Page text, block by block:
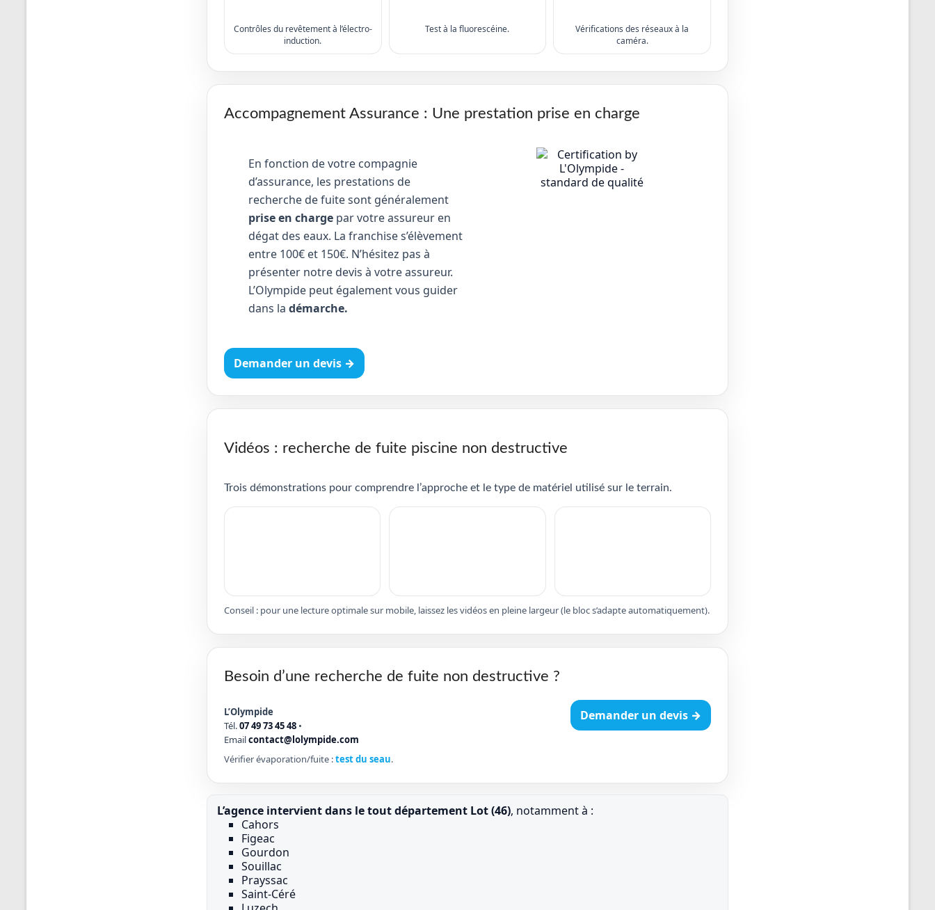
Contrôles du revêtement à l’électro-
induction.
Test à la fluorescéine.
Vérifications des réseaux à la
caméra.
Accompagnement Assurance : Une prestation prise en charge
En fonction de votre compagnie
d’assurance, les prestations de
recherche de fuite sont généralement
prise en charge par votre assureur en
dégat des eaux. La franchise s’élèvement
entre 100€ et 150€. N’hésitez pas à
présenter notre devis à votre assureur.
L’Olympide peut également vous guider
dans la démarche.
Demander un devis →
Vidéos : recherche de fuite piscine non destructive
Trois démonstrations pour comprendre l’approche et le type de matériel utilisé sur le terrain.
Conseil : pour une lecture optimale sur mobile, laissez les vidéos en pleine largeur (le bloc s’adapte automatiquement).
Besoin d’une recherche de fuite non destructive ?
L’Olympide
Tél.07 49 73 45 48 •
Emailcontact@lolympide.com
Vérifier évaporation/fuite :test du seau.
Demander un devis →
L’agence intervient dans le tout département Lot (46), notamment à :
Cahors
Figeac
Gourdon
Souillac
Prayssac
Saint-Céré